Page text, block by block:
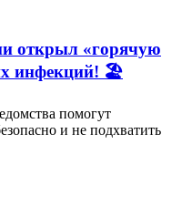
открыл «горячую
инфекций! 🏖
помогут
и не подхватить